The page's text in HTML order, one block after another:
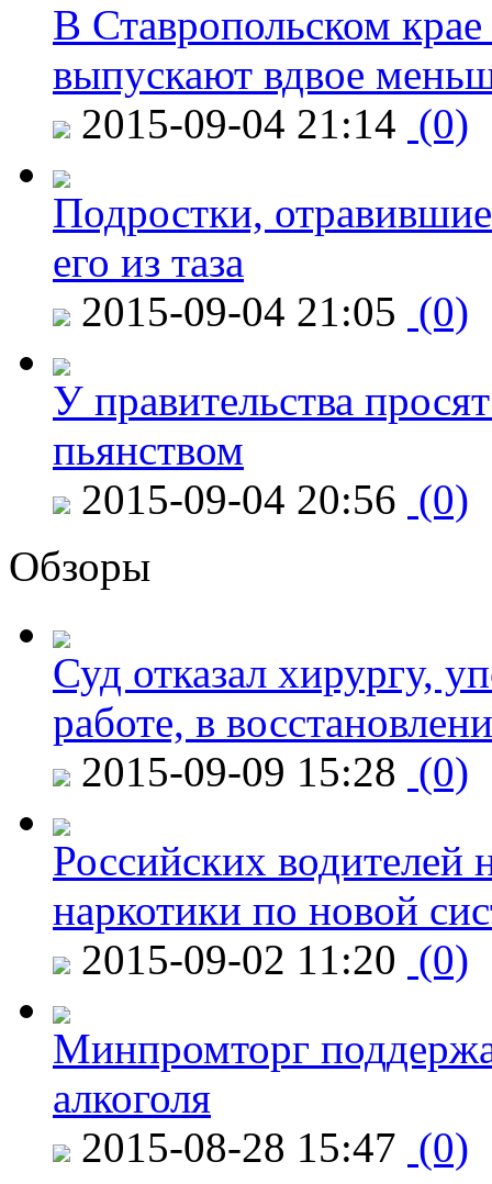
В Ставропольском
выпускают вдвое
2015-09-04 21:14 (0)
Подростки,
его из таза
2015-09-04 21:05 (0)
У правительства
пьянством
2015-09-04 20:56 (0)
Обзоры
Суд отказал хирургу,
работе, в
2015-09-09 15:28 (0)
Российских водителей
наркотики по новой
2015-09-02 11:20 (0)
Минпромторг
алкоголя
2015-08-28 15:47 (0)